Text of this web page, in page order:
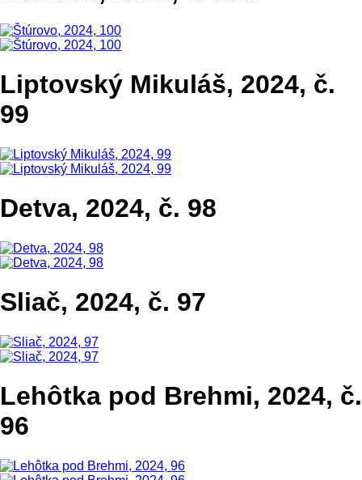
Liptovský Mikuláš, 2024, č.
99
Detva, 2024, č. 98
Sliač, 2024, č. 97
Lehôtka pod Brehmi, 2024, č.
96